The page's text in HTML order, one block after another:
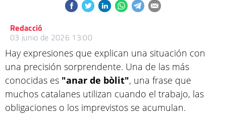
Redacció
03 junio de 2026 13:00
Hay expresiones que explican una situación con
una precisión sorprendente. Una de las más
conocidas es "anar de bòlit", una frase que
muchos catalanes utilizan cuando el trabajo, las
obligaciones o los imprevistos se acumulan.